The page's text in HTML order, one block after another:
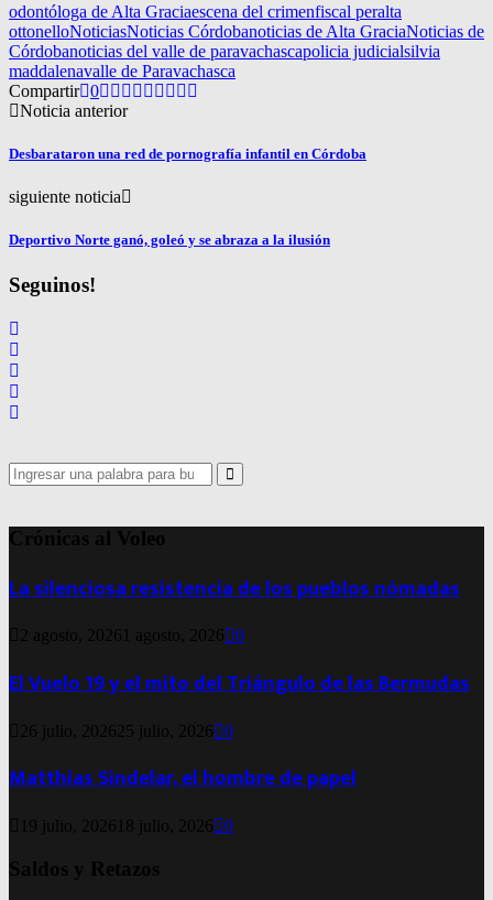
odontóloga de Alta Graciaescena del crimenfiscal peralta
ottonelloNoticiasNoticias Córdobanoticias de Alta GraciaNoticias de
Córdobanoticias del valle de paravachascapolicia judicialsilvia
maddalenavalle de Paravachasca
Compartir 0
Noticia anterior
Desbarataron una red de pornografía infantil en Córdoba
siguiente noticia
Deportivo Norte ganó, goleó y se abraza a la ilusión
Seguinos!
Search
for:
Search
Crónicas al Voleo
La silenciosa resistencia de los pueblos nómadas
2 agosto, 2026 1 agosto, 2026 0
El Vuelo 19 y el mito del Triángulo de las Bermudas
26 julio, 2026 25 julio, 2026 0
Matthias Sindelar, el hombre de papel
19 julio, 2026 18 julio, 2026 0
Saldos y Retazos